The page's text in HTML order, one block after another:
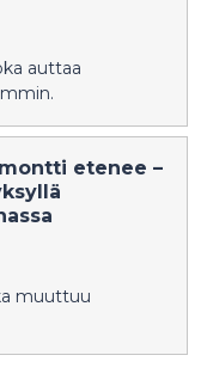
auttaa
etenee –
muuttuu